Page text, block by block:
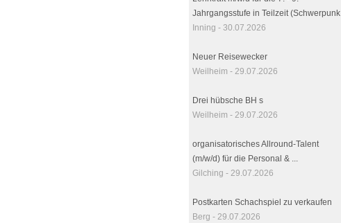
Jahrgangsstufe in Teilzeit (Schwerpunk
Inning - 30.07.2026
Neuer Reisewecker
Weilheim - 29.07.2026
Drei hübsche BH s
Weilheim - 29.07.2026
organisatorisches Allround-Talent
(m/w/d) für die Personal & ...
Gilching - 29.07.2026
Postkarten Schachspiel zu verkaufen
Berg - 29.07.2026